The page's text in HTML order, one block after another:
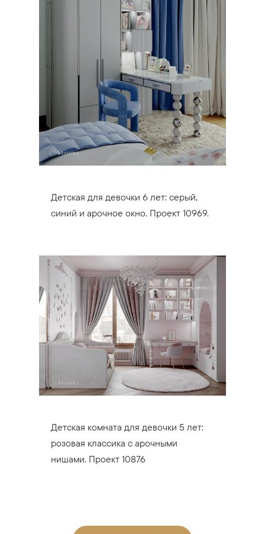
Детская для девочки 6 лет: серый,
синий и арочное окно. Проект 10969.
Детская комната для девочки 5 лет:
розовая классика с арочными
нишами. Проект 10876